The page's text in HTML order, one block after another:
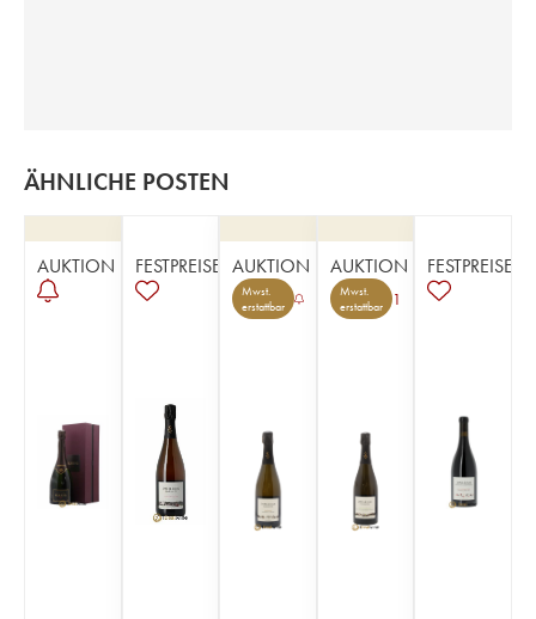
ÄHNLICHE POSTEN
AUKTION FESTPREISE AUKTION
Mwst.
erstattbar
AUKTION
Mwst.
erstattbar
1
FESTPREISE